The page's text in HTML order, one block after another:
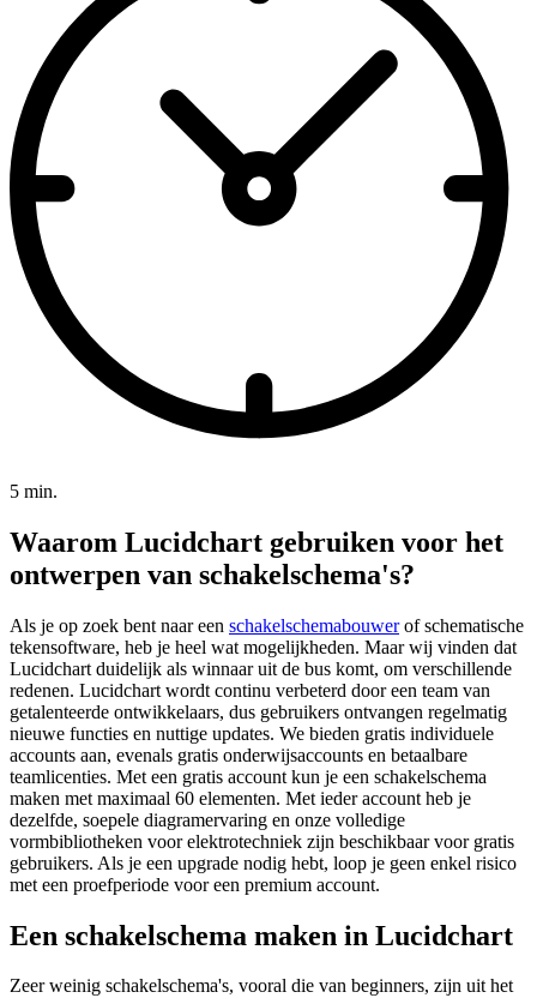
5 min.
Waarom Lucidchart gebruiken voor het
ontwerpen van schakelschema's?
Als je op zoek bent naar een schakelschemabouwerof schematische
tekensoftware, heb je heel wat mogelijkheden. Maar wij vinden dat
Lucidchart duidelijk als winnaar uit de bus komt, om verschillende
redenen. Lucidchart wordt continu verbeterd door een team van
getalenteerde ontwikkelaars, dus gebruikers ontvangen regelmatig
nieuwe functies en nuttige updates. We bieden gratis individuele
accounts aan, evenals gratis onderwijsaccounts en betaalbare
teamlicenties. Met een gratis account kun je een schakelschema
maken met maximaal 60 elementen. Met ieder account heb je
dezelfde, soepele diagramervaring en onze volledige
vormbibliotheken voor elektrotechniek zijn beschikbaar voor gratis
gebruikers. Als je een upgrade nodig hebt, loop je geen enkel risico
met een proefperiode voor een premium account.
Een schakelschema maken in Lucidchart
Zeer weinig schakelschema's, vooral die van beginners, zijn uit het